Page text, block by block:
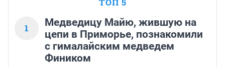
ТОП 5
1
Медведицу Майю, жившую на
цепи в Приморье, познакомили
с гималайским медведем
Фиником